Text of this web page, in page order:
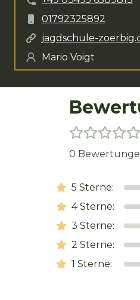
01792325892
jagdschule-
Mario Voigt
0
5 Sterne:
4Sterne:
3 Sterne:
2 Sterne:
1 Sterne: